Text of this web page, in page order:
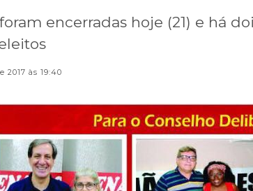
encerradas hoje (21) e há
2017 às 19:40